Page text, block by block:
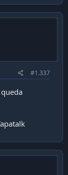
#1.337